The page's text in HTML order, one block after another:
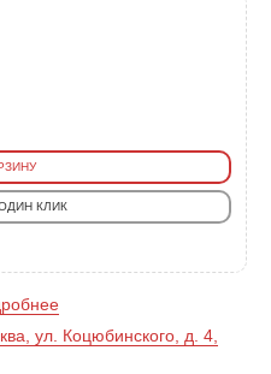
КЛИК
ул. Коцюбинского, д. 4,